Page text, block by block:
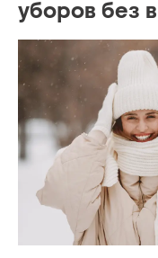
уборов без